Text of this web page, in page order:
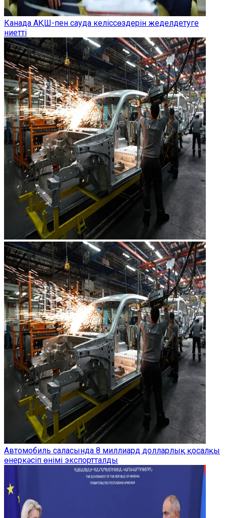
Канада АҚШ-пен сауда келіссөздерін жеделдетуге
ниетті
Автомобиль саласында 8 миллиард долларлық қосалқы
өнеркәсіп өнімі экспортталды